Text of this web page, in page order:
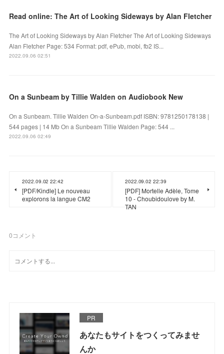
Read online: The Art of Looking Sideways by Alan Fletcher
The Art of Looking Sideways by Alan Fletcher The Art of Looking Sideways
Alan Fletcher Page: 534 Format: pdf, ePub, mobi, fb2 IS...
2022.09.06 02:51
On a Sunbeam by Tillie Walden on Audiobook New
On a Sunbeam. Tillie Walden On-a-Sunbeam.pdf ISBN: 9781250178138 |
544 pages | 14 Mb On a Sunbeam Tillie Walden Page: 544 ...
2022.09.06 02:49
2022.09.02 22:42
[PDF/Kindle] Le nouveau
explorons la langue CM2
2022.09.02 22:39
[PDF] Mortelle Adèle, Tome
10 - Choubidoulove by M.
TAN
0コメント
PR
あなたもサイトをつくってみませ
んか